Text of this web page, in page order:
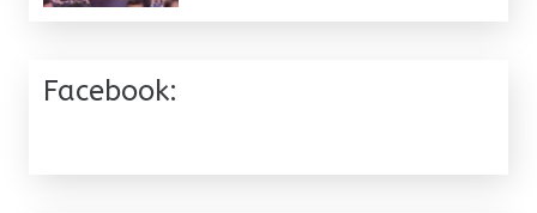
Facebook: